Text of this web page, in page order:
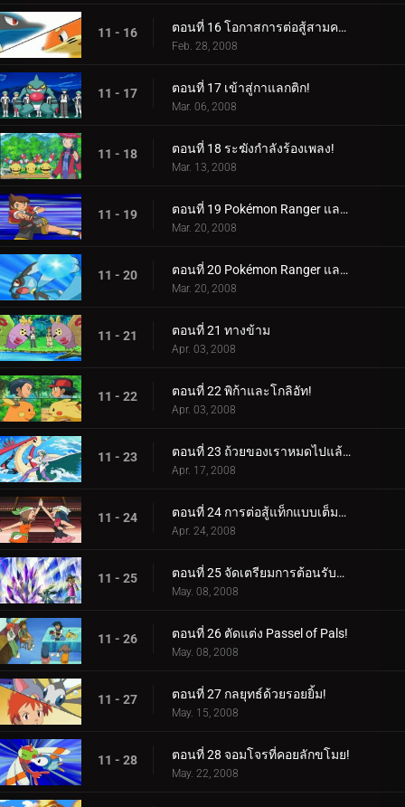
11 - 16 ตอนที่ 16 โอกาสการต่อสู้สามครั้ง!
Feb. 28, 2008
11 - 17 ตอนที่ 17 เข้าสู่กาแลกติก!
Mar. 06, 2008
11 - 18 ตอนที่ 18 ระฆังกำลังร้องเพลง!
Mar. 13, 2008
11 - 19 ตอนที่ 19 Pokémon Ranger และ Riolu ที่ถูกลักพาตัว! (1)
Mar. 20, 2008
11 - 20 ตอนที่ 20 Pokémon Ranger และ Riolu ที่ถูกลักพาตัว! (2)
Mar. 20, 2008
11 - 21 ตอนที่ 21 ทางข้าม
Apr. 03, 2008
11 - 22 ตอนที่ 22 พิก้าและโกลิอัท!
Apr. 03, 2008
11 - 23 ตอนที่ 23 ถ้วยของเราหมดไปแล้ว!
Apr. 17, 2008
11 - 24 ตอนที่ 24 การต่อสู้แท็กแบบเต็มหลักสูตร!
Apr. 24, 2008
11 - 25 ตอนที่ 25 จัดเตรียมการต้อนรับฮีโร่!
May. 08, 2008
11 - 26 ตอนที่ 26 ตัดแต่ง Passel of Pals!
May. 08, 2008
11 - 27 ตอนที่ 27 กลยุทธ์ด้วยรอยยิ้ม!
May. 15, 2008
11 - 28 ตอนที่ 28 จอมโจรที่คอยลักขโมย!
May. 22, 2008